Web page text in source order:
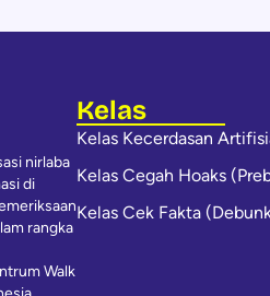
nirlaba
di
rangka
Walk
Kelas
Kelas Kecerdasan
Kelas Cegah Hoaks
Kelas Cek Fakta